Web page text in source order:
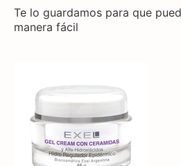
Te lo guardamos para que
manera fácil